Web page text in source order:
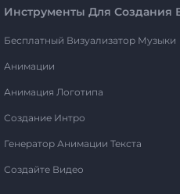
Инструменты Для Создания
Бесплатный Визуализатор Музыки
Анимации
Анимация Логотипа
Создание Интро
Генератор Анимации Текста
Создайте Видео